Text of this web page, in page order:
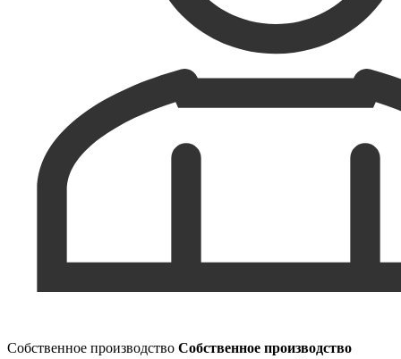
Собственное производство Собственное производство